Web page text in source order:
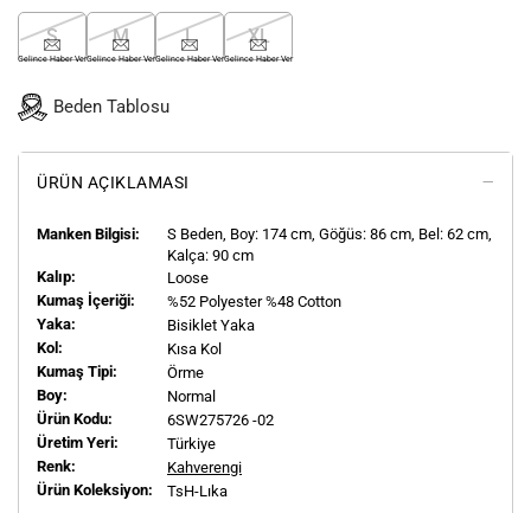
S
Gelince Haber Ver
M
Gelince Haber Ver
L
Gelince Haber Ver
XL
Gelince Haber Ver
Beden Tablosu
ÜRÜN AÇIKLAMASI
Manken Bilgisi: S Beden, Boy: 174 cm, Göğüs: 86 cm, Bel: 62 cm,
Kalça: 90 cm
Kalıp:
Loose
Kumaş İçeriği:
%52 Polyester %48 Cotton
Yaka:
Bisiklet Yaka
Kol:
Kısa Kol
Kumaş Tipi:
Örme
Boy:
Normal
Ürün Kodu:
6SW275726 -02
Üretim Yeri:
Türkiye
Renk:
Kahverengi
Ürün Koleksiyon:
TsH-Lıka